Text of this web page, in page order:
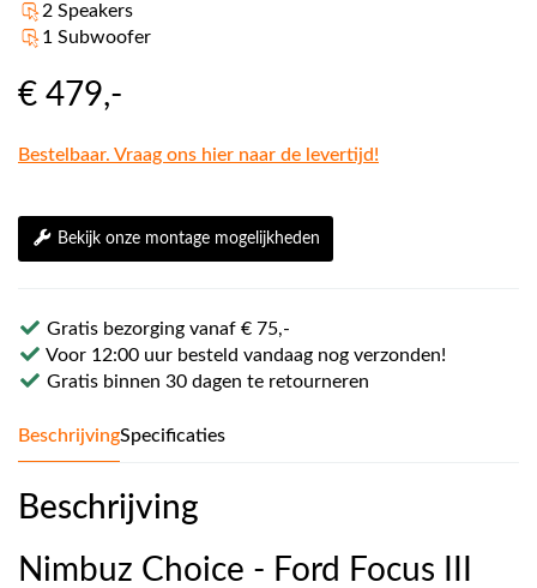
2 Speakers
1 Subwoofer
€ 479,-
Bestelbaar. Vraag ons hier naar de levertijd!
Bekijk onze montage mogelijkheden
Gratis bezorging vanaf € 75,-
Voor 12:00 uur besteld vandaag nog verzonden!
Gratis binnen 30 dagen te retourneren
BeschrijvingSpecificaties
Beschrijving
Nimbuz Choice - Ford Focus III